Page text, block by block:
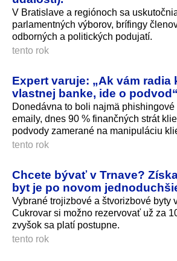
V Bratislave a regiónoch sa
parlamentných výborov, brífingy
odborných a politických podujatí.
tento rok
Expert varuje: „Ak vám radia
vlastnej banke, ide o podvod“
Donedávna to boli najmä
emaily, dnes 90 % finančných strát
podvody zamerané na manipuláciu
tento rok
Chcete bývať v Trnave?
byt je po novom
Vybrané trojizbové a štvorizbové byty
Cukrovar si možno rezervovať už za
zvyšok sa platí postupne.
tento rok